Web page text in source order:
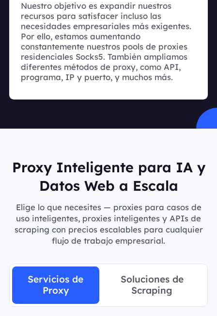
Nuestro objetivo es expandir nuestros
recursos para satisfacer incluso las
necesidades empresariales más exigentes.
Por ello, estamos aumentando
constantemente nuestros pools de proxies
residenciales Socks5. También ampliamos
diferentes métodos de proxy, como API,
programa, IP y puerto, y muchos más.
Proxy Inteligente para IA y
Datos Web a Escala
Elige lo que necesites — proxies para casos de
uso inteligentes, proxies inteligentes y APIs de
scraping con precios escalables para cualquier
flujo de trabajo empresarial.
Servicios de
Proxy
Soluciones de
Scraping